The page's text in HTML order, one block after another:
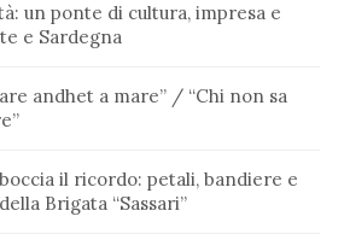
un ponte di cultura, impresa e
e Sardegna
andhet a mare” / “Chi non sa
il ricordo: petali, bandiere e
Brigata “Sassari”